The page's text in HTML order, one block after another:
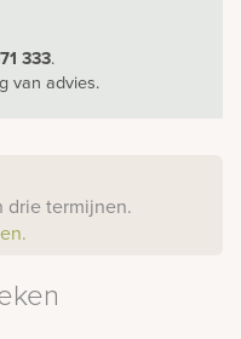
333.
van advies.
drie termijnen.